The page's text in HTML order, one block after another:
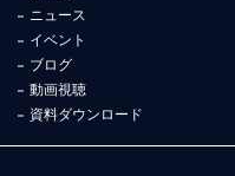
ニュース
イベント
ブログ
動画視聴
資料ダウンロード